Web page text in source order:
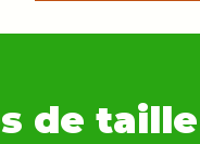
de